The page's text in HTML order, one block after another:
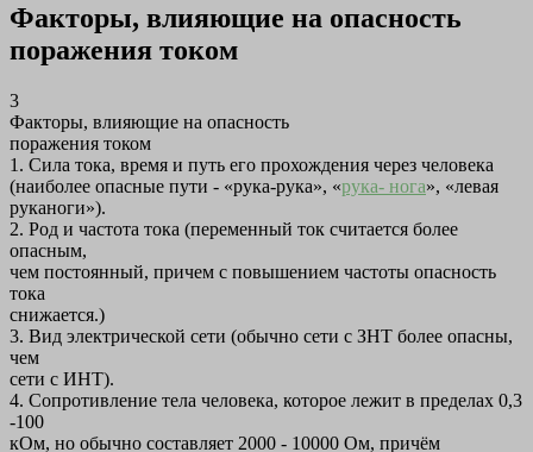
Факторы, влияющие на опасность
поражения током
3
Факторы, влияющие на опасность
поражения током
1. Сила тока, время и путь его прохождения через человека
(наиболее опасные пути - «рука-рука», «рука- нога», «левая
руканоги»).
2. Род и частота тока (переменный ток считается более
опасным,
чем постоянный, причем с повышением частоты опасность
тока
снижается.)
3. Вид электрической сети (обычно сети с ЗНТ более опасны,
чем
сети с ИНТ).
4. Сопротивление тела человека, которое лежит в пределах 0,3
-100
кОм, но обычно составляет 2000 - 10000 Ом, причём